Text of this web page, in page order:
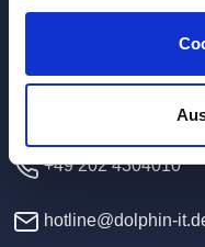
42389 Wuppertal
+49 202 4304010
hotline@dolphin-